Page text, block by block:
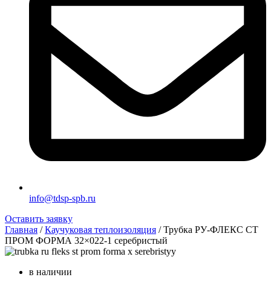
info@tdsp-spb.ru
Оставить заявку
Главная /Каучуковая теплоизоляция / Трубка РУ-ФЛЕКС СТ
ПРОМ ФОРМА 32×022-1 серебристый
в наличии